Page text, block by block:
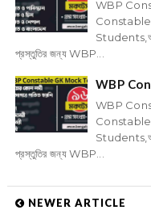
WBP
প্রস্তুতির জন্য WBP...
WBP
WBP
প্রস্তুতির জন্য WBP...
NEWER ARTICLE